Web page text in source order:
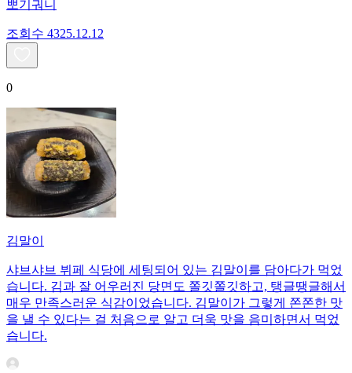
뽀기궈니
조회수 4325.12.12
0
김말이
샤브샤브 뷔페 식당에 세팅되어 있는 김말이를 담아다가 먹었
습니다. 김과 잘 어우러진 당면도 쫄깃쫄깃하고, 탱글땡글해서
매우 만족스러운 식감이었습니다. 김말이가 그렇게 쫀쫀한 맛
을 낼 수 있다는 걸 처음으로 알고 더욱 맛을 음미하면서 먹었
습니다.